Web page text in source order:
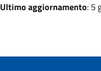
Ultimo aggiornamento: 5